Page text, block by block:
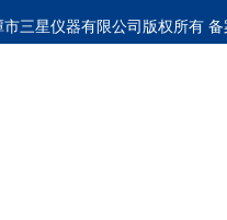
三星仪器有限公司版权所有 备